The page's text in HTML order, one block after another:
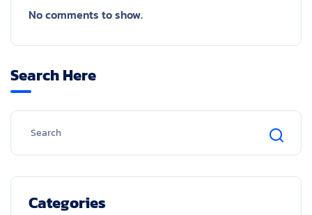
No comments to show.
Search Here
Categories